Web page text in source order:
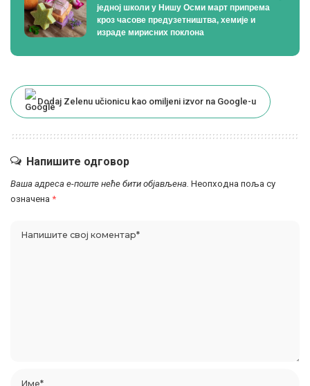
једној школи у Нишу Осми март припрема
кроз часове предузетништва, хемије и
израде мирисних поклона
Dodaj Zelenu učionicu kao omiljeni izvor na Google-u
Напишите одговор
Ваша адреса е-поште неће бити објављена. Неопходна поља су
означена *